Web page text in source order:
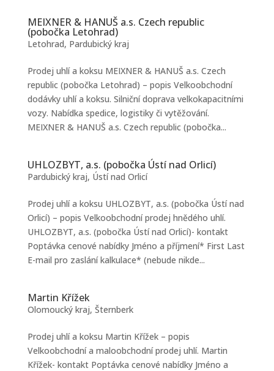
MEIXNER & HANUŠ a.s. Czech republic
(pobočka Letohrad)
Letohrad, Pardubický kraj
Prodej uhlí a koksu MEIXNER & HANUŠ a.s. Czech
republic (pobočka Letohrad) – popis Velkoobchodní
dodávky uhlí a koksu. Silniční doprava velkokapacitními
vozy. Nabídka spedice, logistiky či vytěžování.
MEIXNER & HANUŠ a.s. Czech republic (pobočka...
UHLOZBYT, a.s. (pobočka Ústí nad Orlicí)
Pardubický kraj, Ústí nad Orlicí
Prodej uhlí a koksu UHLOZBYT, a.s. (pobočka Ústí nad
Orlicí) – popis Velkoobchodní prodej hnědého uhlí.
UHLOZBYT, a.s. (pobočka Ústí nad Orlicí)- kontakt
Poptávka cenové nabídky Jméno a příjmení* First Last
E-mail pro zaslání kalkulace* (nebude nikde...
Martin Křížek
Olomoucký kraj, Šternberk
Prodej uhlí a koksu Martin Křížek – popis
Velkoobchodní a maloobchodní prodej uhlí. Martin
Křížek- kontakt Poptávka cenové nabídky Jméno a